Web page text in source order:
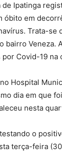
de Ipatinga
óbito em
Trata-se
bairro Veneza.
Covid-19 na
Hospital
dia em que
nesta
o
terça-feira